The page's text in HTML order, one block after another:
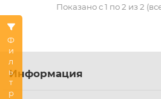
Фильтр
Показано с 1 по 2 из 2
Информация